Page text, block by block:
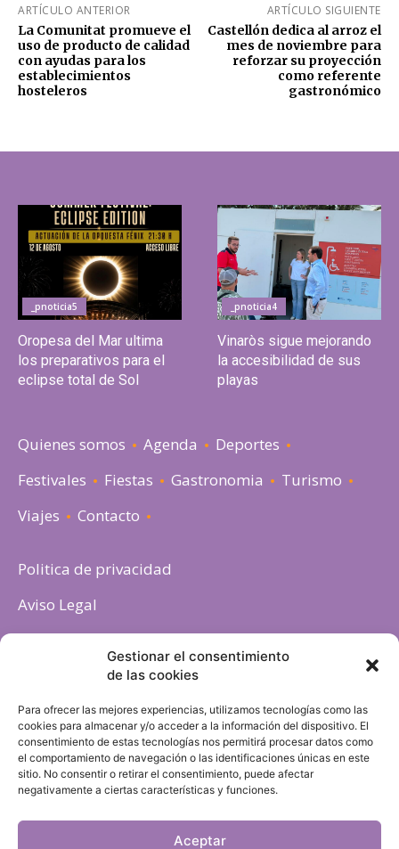
Gestionar el consentimiento
de las cookies
Para ofrecer las mejores experiencias, utilizamos tecnologías como las
cookies para almacenar y/o acceder a la información del dispositivo. El
consentimiento de estas tecnologías nos permitirá procesar datos como
el comportamiento de navegación o las identificaciones únicas en este
sitio. No consentir o retirar el consentimiento, puede afectar
negativamente a ciertas características y funciones.
Aceptar
ARTÍCULO ANTERIOR
La Comunitat promueve el
uso de producto de calidad
con ayudas para los
establecimientos
hosteleros
ARTÍCULO SIGUIENTE
Castellón dedica al arroz el
mes de noviembre para
reforzar su proyección
como referente
gastronómico
_pnoticia5
Oropesa del Mar ultima
los preparativos para el
eclipse total de Sol
_pnoticia4
Vinaròs sigue mejorando
la accesibilidad de sus
playas
Quienes somos Agenda
Deportes
Festivales
Fiestas Gastronomia
Turismo
Viajes
Contacto
Politica de privacidad
Aviso Legal
Política de cookies